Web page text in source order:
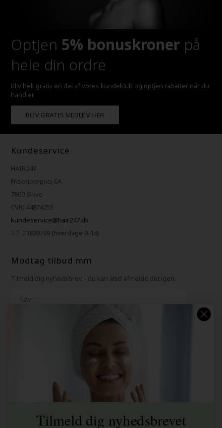
Optjen 5% bonuskroner på
hele din ordre
Bliv helt gratis en del af vores kundeklub og optjen rabatter når du
handler
BLIV GRATIS MEDLEM HER
Kundeservice
HAIR247
Frisenborgvej 6A
7800 Skive
CVR: 44874253
kundeservice@hair247.dk
Tlf. 23839799 (hverdage 9-14)
Modtag tilbud mm
Tilmeld dig nyhedsbrev - du kan altid afmelde det igen.
Jeg accepterer vilkår og betingelser.
Læs mere her
Husk at vi har
Gratis fragt til ved køb over 399 kr på udvalgte fragtformer
Tilmeld dig nyhedsbrevet